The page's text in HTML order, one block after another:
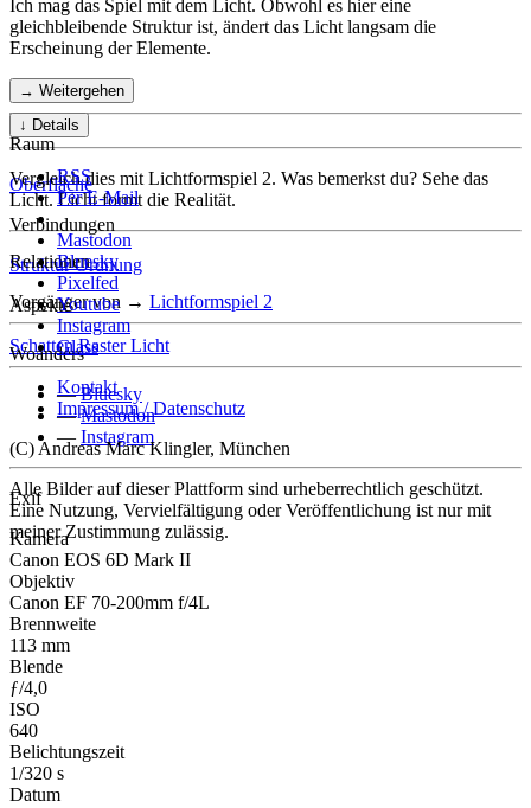
Ich mag das Spiel mit dem Licht. Obwohl es hier eine
gleichbleibende Struktur ist, ändert das Licht langsam die
Erscheinung der Elemente.
→ Weitergehen
Raum
Oberfläche
Verbindungen
StrukturOrdnung
Aspekte
SchattenRasterLicht
↓ Details
Vergleich dies mit Lichtformspiel 2. Was bemerkst du? Sehe das
Licht. Licht formt die Realität.
Relationen
Vorgänger von → Lichtformspiel 2
Woanders
—Bluesky
—Mastodon
— Instagram
Exif
Kamera
Canon EOS 6D Mark II
Objektiv
Canon EF 70-200mm f/4L
Brennweite
113 mm
Blende
ƒ/4,0
ISO
640
Belichtungszeit
1/320 s
Datum
RSS
Per E-Mail
Mastodon
Bluesky
Pixelfed
Youtube
Instagram
Glass
Kontakt
Impressum / Datenschutz
(C) Andreas Marc Klingler, München
Alle Bilder auf dieser Plattform sind urheberrechtlich geschützt.
Eine Nutzung, Vervielfältigung oder Veröffentlichung ist nur mit
meiner Zustimmung zulässig.